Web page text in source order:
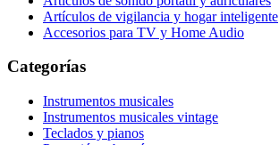
Artículos de vigilancia y hogar inteligente
Accesorios para TV y Home Audio
Categorías
Instrumentos musicales
Instrumentos musicales vintage
Teclados y pianos